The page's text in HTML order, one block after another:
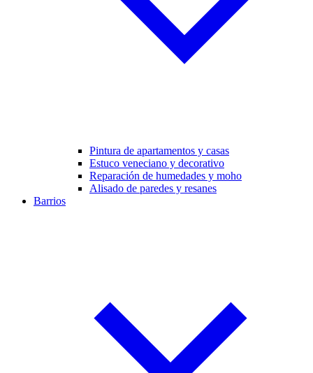
Pintura de apartamentos y casas
Estuco veneciano y decorativo
Reparación de humedades y moho
Alisado de paredes y resanes
Barrios